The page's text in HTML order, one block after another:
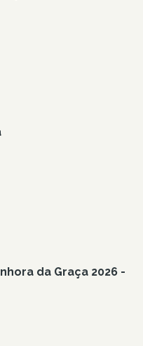
da Graça 2026 -